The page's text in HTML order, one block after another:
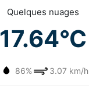
Quelques nuages
17.64°C
86% 3.07 km/h